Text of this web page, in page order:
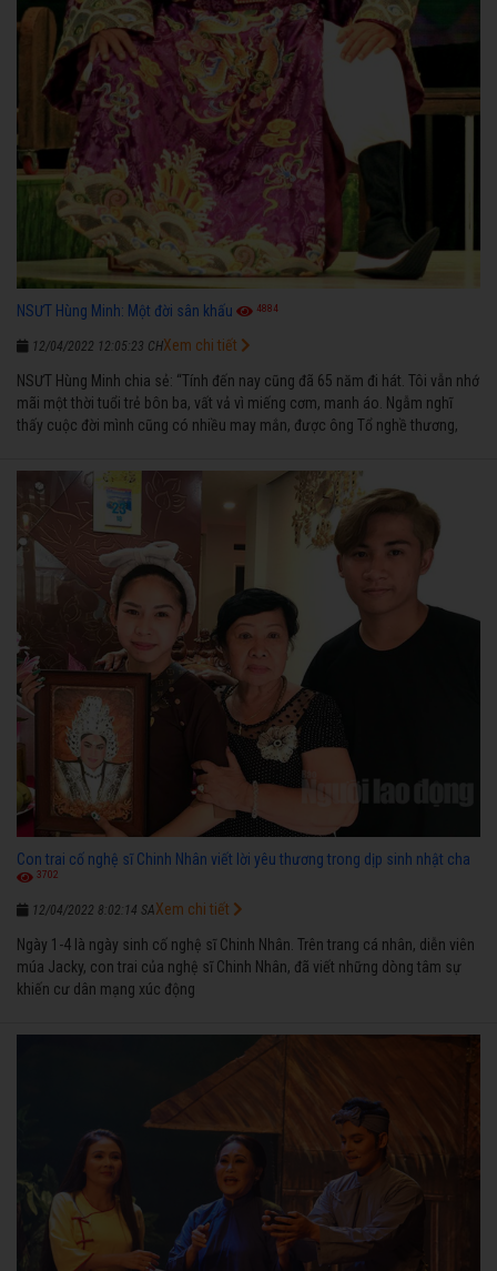
NSƯT Hùng Minh: Một đời sân khấu 4884
12/04/2022 12:05:23 CH
NSƯT Hùng Minh chia sẻ: “Tính đến nay cũng đã 65 năm đi hát. Tôi vẫn nhớ
mãi một thời tuổi trẻ bôn ba, vất vả vì miếng cơm, manh áo. Ngẫm nghĩ
thấy cuộc đời mình cũng có nhiều may mắn, được ông Tổ nghề thương,
ngược nhận được những cơ may để từng bước thành danh với nghiệp ca
diễn”.
Xem chi tiết
Con trai cố nghệ sĩ Chinh Nhân viết lời yêu thương trong dịp sinh nhật cha
3702
12/04/2022 8:02:14 SA
Ngày 1-4 là ngày sinh cố nghệ sĩ Chinh Nhân. Trên trang cá nhân, diễn viên
múa Jacky, con trai của nghệ sĩ Chinh Nhân, đã viết những dòng tâm sự
khiến cư dân mạng xúc động
Xem chi tiết